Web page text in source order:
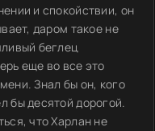
и спокойствии, он
даром такое не
беглец
еще во все это
Знал бы он, кого
бы десятой дорогой.
что Харлан не